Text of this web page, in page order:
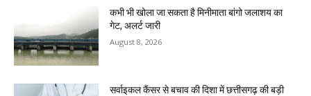
कभी भी खोला जा सकता है मिनीमाता बांगो जलाशय का
गेट, अलर्ट जारी
August 8, 2026
सर्वाइकल कैंसर से बचाव की दिशा में छत्तीसगढ़ की बड़ी